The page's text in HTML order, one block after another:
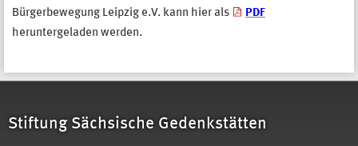
Bürgerbewegung Leipzig e.V. kann hier als
PDF
heruntergeladen werden.
Stiftung Sächsische Gedenkstätten